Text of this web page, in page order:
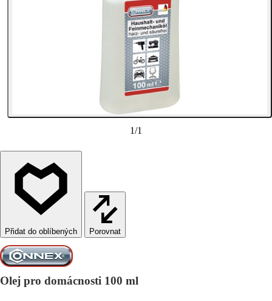
1/1
Porovnat
Olej pro domácnosti 100 ml